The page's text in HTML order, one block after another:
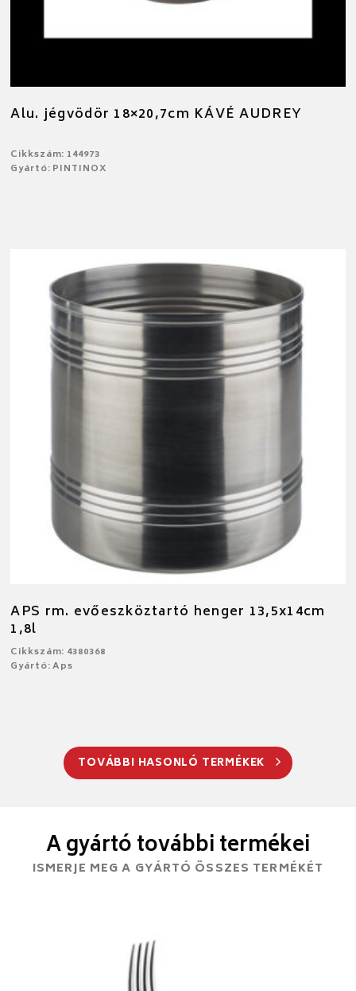
Alu. jégvödör 18×20,7cm KÁVÉ AUDREY
Cikkszám: 144973
Gyártó: PINTINOX
APS rm. evőeszköztartó henger 13,5x14cm
1,8l
Cikkszám: 4380368
Gyártó: Aps
TOVÁBBI HASONLÓ TERMÉKEK
A gyártó további termékei
ISMERJE MEG A GYÁRTÓ ÖSSZES TERMÉKÉT